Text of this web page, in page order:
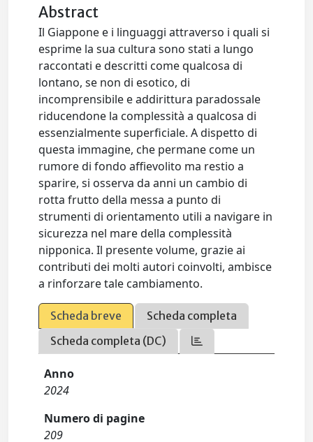
Abstract
Il Giappone e i linguaggi attraverso i quali si
esprime la sua cultura sono stati a lungo
raccontati e descritti come qualcosa di
lontano, se non di esotico, di
incomprensibile e addirittura paradossale
riducendone la complessità a qualcosa di
essenzialmente superficiale. A dispetto di
questa immagine, che permane come un
rumore di fondo affievolito ma restio a
sparire, si osserva da anni un cambio di
rotta frutto della messa a punto di
strumenti di orientamento utili a navigare in
sicurezza nel mare della complessità
nipponica. Il presente volume, grazie ai
contributi dei molti autori coinvolti, ambisce
a rinforzare tale cambiamento.
Scheda breve
Scheda completa
Scheda completa (DC)
Anno
2024
Numero di pagine
209